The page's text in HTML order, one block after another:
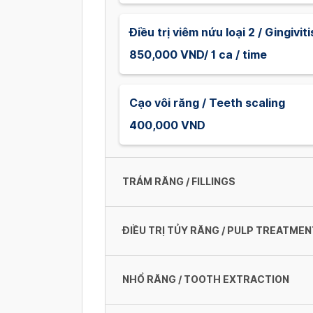
Điều trị viêm nứu loại 2 /
850,000 VND/ 1 ca / time
Cạo vôi răng / Teeth scaling
400,000 VND
TRÁM RĂNG / FILLINGS
Trám răng Composite Korea /
280,000 VND/ 1 xoang
Trám răng Composite Korea
ĐIỀU TRỊ TỦY RĂNG / PULP
Chữa tủy răng 1 chân + Trám / 1
890,000 VND/ 1 răng/ tooth
NHỔ RĂNG / TOOTH EXTRACTION